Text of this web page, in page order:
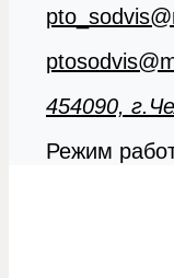
454090,
Режим